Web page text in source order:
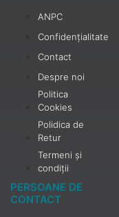
ANPC
Confidențialitate
Contact
Despre noi
Politica
Cookies
Polidica de
Retur
Termeni și
condiții
PERSOANE DE
CONTACT